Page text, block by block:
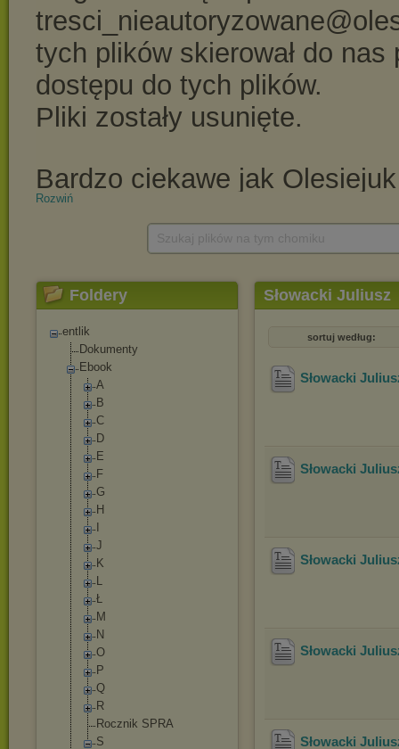
Rozwiń
Foldery
entlik
Dokumenty
Ebook
A
B
C
D
E
F
G
H
J
K
L
Ł
M
N
O
P
Q
R
Rocznik SPRA
S
Słowacki Juliusz
sortuj według:
Słowacki
Słowacki
Słowacki
Słowacki
Słowacki